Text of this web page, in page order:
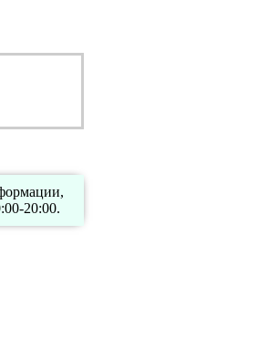
20:00.